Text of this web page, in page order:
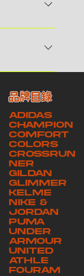
的款式，同時可
資料，4AM 團
繳付貨款訂金以
隨即開始製作 5
貨款餘額及提取
櫃員機轉帳 ・
絡 - 貴客的付款
）交予4AM 團
用，一概不歸屬
個工作天內安排
衍生之額外行政費
即日完成配送
送需要多於2－
作天內安排提取
貨款訂金將不予歸
貨品數量及檢查
第三方服務，
過程中引致任何
不負責
ADIDAS
CHAMPION
COMFORT
COLORS
CROSSRUN
NER
GILDAN
GLIMMER
KELME
NIKE &
JORDAN
PUMA
UNDER
ARMOUR
UNITED
ATHLE
FOURAM
品牌目錄